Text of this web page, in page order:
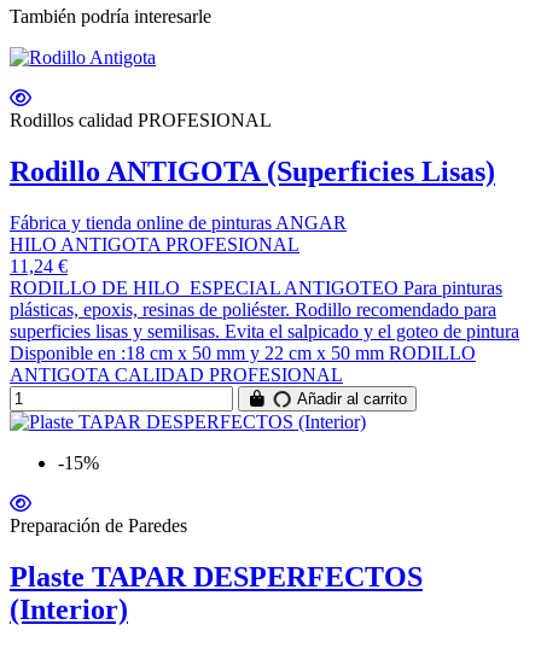
También podría interesarle
Rodillos calidad PROFESIONAL
Rodillo ANTIGOTA (Superficies Lisas)
Fábrica y tienda online de pinturas ANGAR
HILO ANTIGOTA PROFESIONAL
11,24 €
RODILLO DE HILO ESPECIAL ANTIGOTEO Para pinturas
plásticas, epoxis, resinas de poliéster. Rodillo recomendado para
superficies lisas y semilisas. Evita el salpicado y el goteo de pintura
Disponible en :18 cm x 50 mm y 22 cm x 50 mm RODILLO
ANTIGOTA CALIDAD PROFESIONAL
Añadir al carrito
-15%
Preparación de Paredes
Plaste TAPAR DESPERFECTOS
(Interior)